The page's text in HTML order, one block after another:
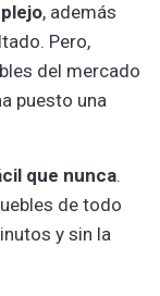
, además
Pero,
del mercado
puesto una
que nunca.
de todo
y sin la